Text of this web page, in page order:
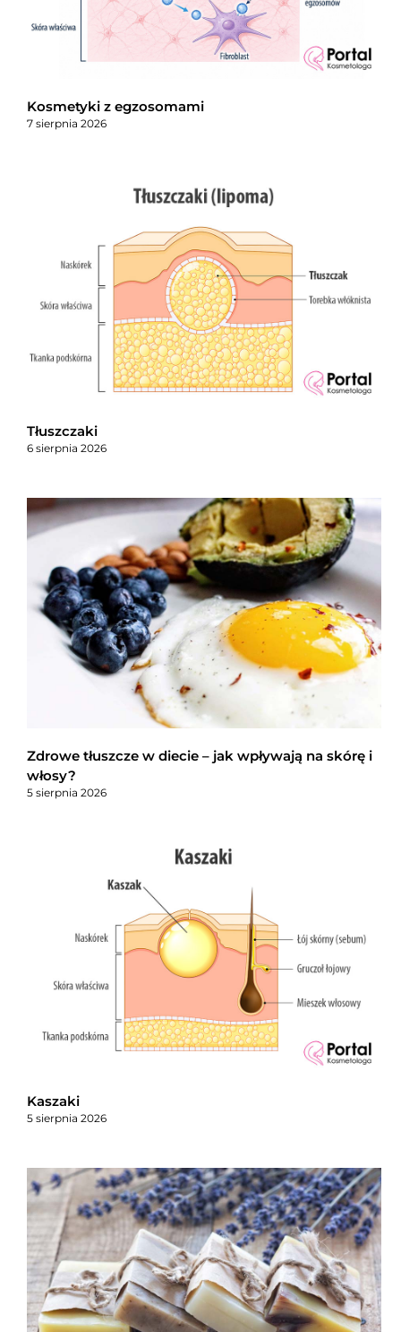
Kosmetyki z egzosomami
7 sierpnia 2026
Tłuszczaki
6 sierpnia 2026
Zdrowe tłuszcze w diecie – jak wpływają na skórę i
włosy?
5 sierpnia 2026
Kaszaki
5 sierpnia 2026